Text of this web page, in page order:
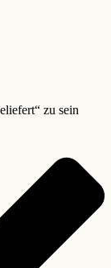
zu sein